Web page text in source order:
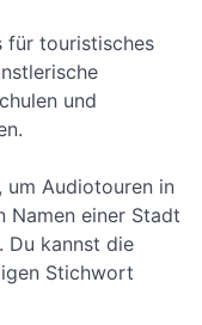
für touristisches
und
um Audiotouren in
Namen einer Stadt
Du kannst die
Stichwort